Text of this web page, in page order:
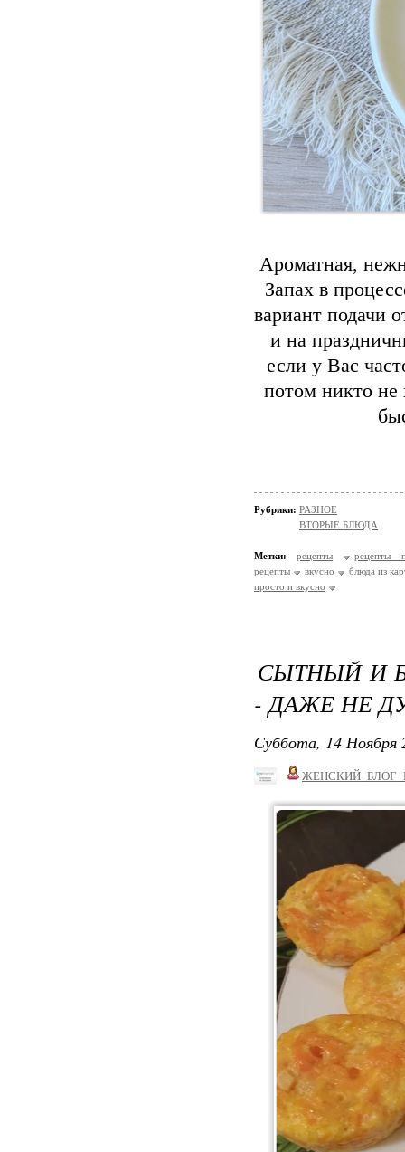
Ароматная,
Запах в
вариант подачи
и на
если у Вас
потом никто не
Рубрики: РАЗНОЕ
ВТОРЫЕ БЛЮДА
Метки: рецепты
рецепты
рецепты
вкусно
блюда из
просто и вкусно
СЫТНЫЙ И
- ДАЖЕ НЕ
Суббота, 14 Ноября